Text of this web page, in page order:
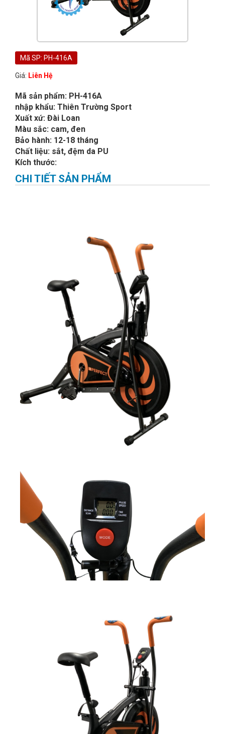
Mã SP: PH-416A
Giá: Liên Hệ
Mã sản phẩm: PH-416A
nhập khẩu: Thiên Trường Sport
Xuất xứ: Đài Loan
Màu sắc: cam, đen
Bảo hành: 12-18 tháng
Chất liệu: sắt, đệm da PU
Kích thước:
CHI TIẾT SẢN PHẨM